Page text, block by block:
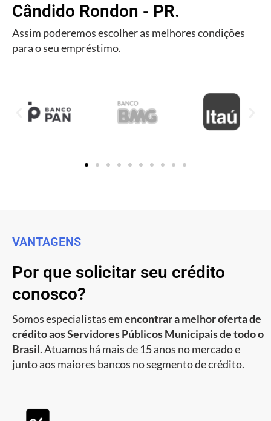
Cândido Rondon - PR.
Assim poderemos escolher as melhores condições
para o seu empréstimo.
VANTAGENS
Por que solicitar seu crédito
conosco?
Somos especialistas emencontrar a melhor oferta de
crédito aos Servidores Públicos Municipais de todo o
Brasil. Atuamos há mais de 15 anos no mercado e
junto aos maiores bancos no segmento de crédito.